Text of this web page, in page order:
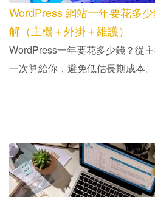
WordPress 網站一年要花多
解（主機＋外掛＋維護）
WordPress一年要花多少錢？從
一次算給你，避免低估長期成本。